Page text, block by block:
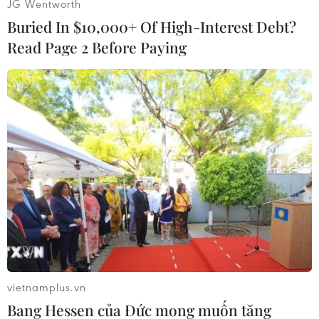
Vụ tai nạn xảy ra chỉ vài tháng sau một vụ va
chạm giữa một đoàn tàu chở các quân nhân bị
trật đường ray, khiến 17 người thiệt mạng.
Hồi năm 2012, vụ va chạm giữa tàu hỏa và một
xe bus chở học sinh cướp đi sinh mạng của 47
học sinh./.
(TTXVN/Vietnam+)
JG Wentworth
Buried In $10,000+ Of High-Interest Debt?
Read Page 2 Before Paying
vietnamplus.vn
Bang Hessen của Đức mong muốn tăng